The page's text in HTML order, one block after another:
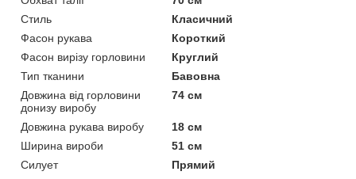
Стиль
Класичний
Фасон рукава
Короткий
Фасон вирізу горловини
Круглий
Тип тканини
Бавовна
Довжина від горловини
донизу виробу
74 см
Довжина рукава виробу
18 см
Ширина вироби
51 см
Силует
Прямий